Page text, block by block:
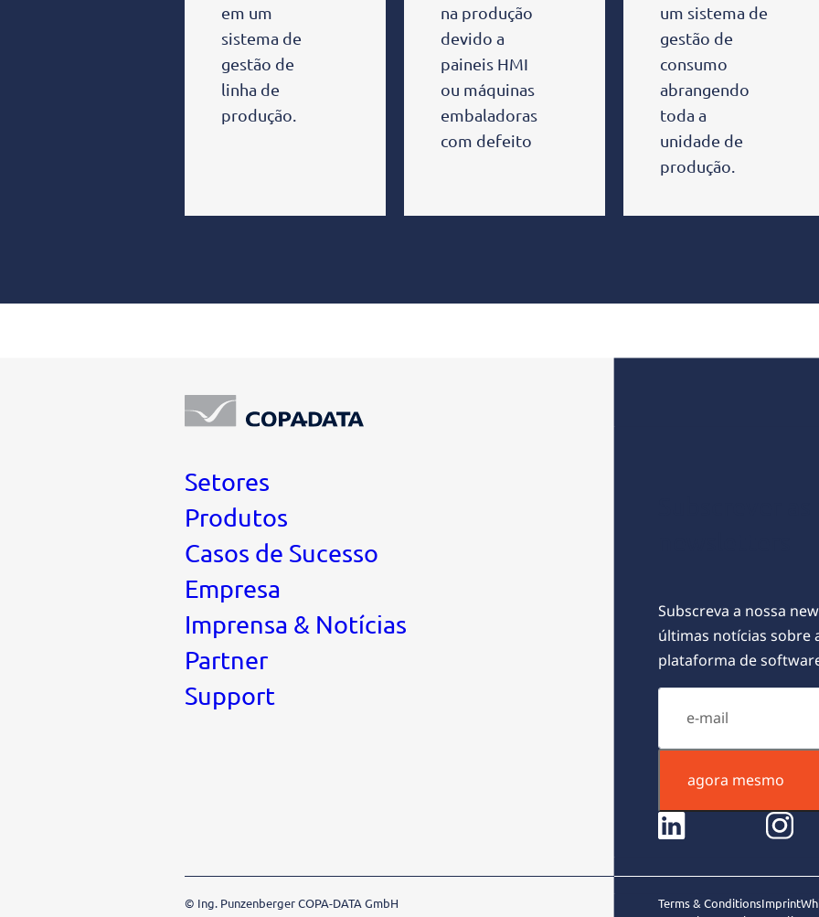
em um
sistema de
gestão de
linha de
produção.
na produção
devido a
paineis HMI
ou máquinas
embaladoras
com defeito
um sistema de
gestão de
consumo
abrangendo
toda a
unidade de
produção.
Setores
Produtos
Casos de Sucesso
Empresa
Imprensa & Notícias
Partner
Support
Subscreva a nossa
últimas notícias sobre
plataforma de
agora mesmo
instagram
© Ing. Punzenberger COPA-DATA GmbH Terms & ConditionsImprint